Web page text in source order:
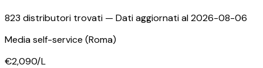
823 distributori trovati — Dati aggiornati al2026-08-06
Media self-service (Roma)
€2,090/L